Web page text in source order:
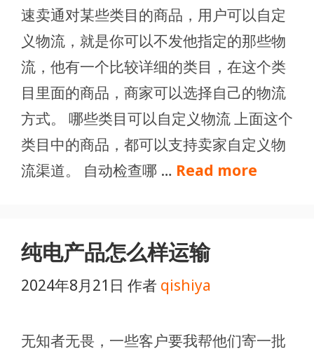
速卖通对某些类目的商品，用户可以自定
义物流，就是你可以不发他指定的那些物
流，他有一个比较详细的类目，在这个类
目里面的商品，商家可以选择自己的物流
方式。 哪些类目可以自定义物流 上面这个
类目中的商品，都可以支持卖家自定义物
流渠道。 自动检查哪 … Read more
纯电产品怎么样运输
2024年8月21日 作者 qishiya
无知者无畏，一些客户要我帮他们寄一批